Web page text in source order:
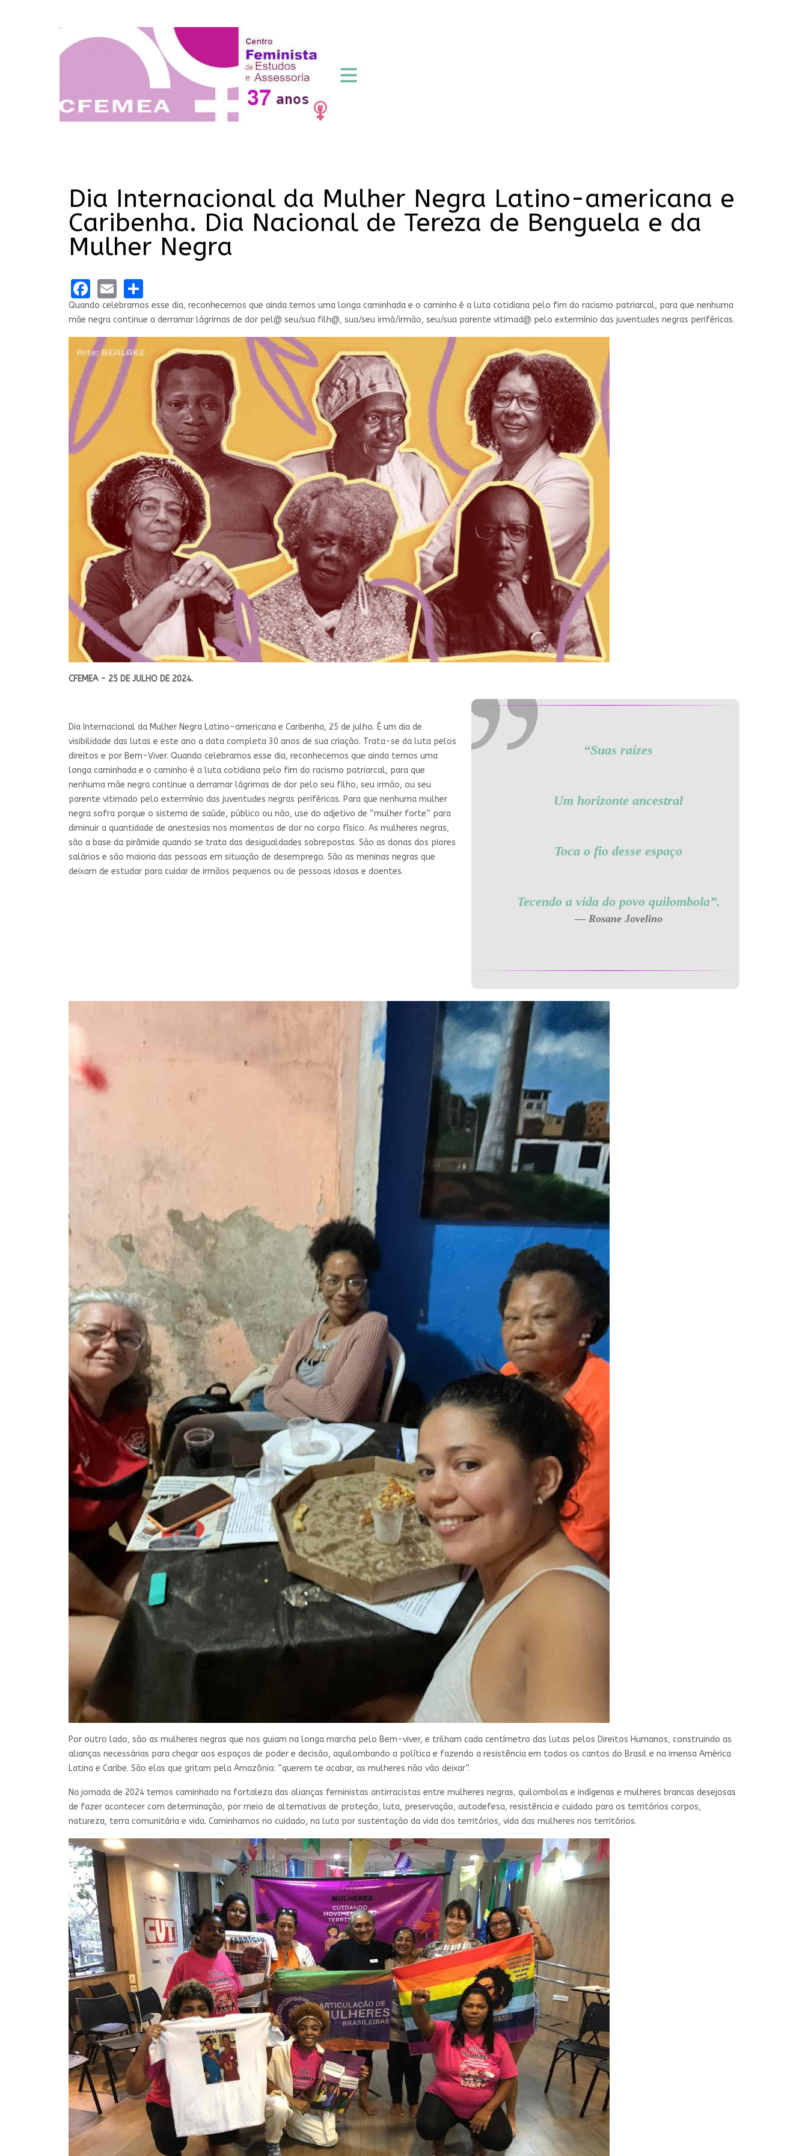
Dia Internacional da Mulher Negra Latino-americana e
Caribenha. Dia Nacional de Tereza de Benguela e da
Mulher Negra
Facebook
Email
Quando celebramos esse dia, reconhecemos que ainda temos uma longa caminhada e o caminho é a luta cotidiana pelo fim do racismo patriarcal, para que nenhuma
mãe negra continue a derramar lágrimas de dor pel@ seu/sua filh@, sua/seu irmã/irmão, seu/sua parente vitimad@ pelo extermínio das juventudes negras periféricas.
CFEMEA - 25 DE JULHO DE 2024.
“Suas raízes
Um horizonte ancestral
Toca o fio desse espaço
Tecendo a vida do povo quilombola”.
Rosane Jovelino
Dia Internacional da Mulher Negra Latino-americana e Caribenha, 25 de julho. É um dia de
visibilidade das lutas e este ano a data completa 30 anos de sua criação. Trata-se da luta pelos
direitos e por Bem-Viver. Quando celebramos esse dia, reconhecemos que ainda temos uma
longa caminhada e o caminho é a luta cotidiana pelo fim do racismo patriarcal, para que
nenhuma mãe negra continue a derramar lágrimas de dor pelo seu filho, seu irmão, ou seu
parente vitimado pelo extermínio das juventudes negras periféricas. Para que nenhuma mulher
negra sofra porque o sistema de saúde, público ou não, use do adjetivo de “mulher forte” para
diminuir a quantidade de anestesias nos momentos de dor no corpo físico. As mulheres negras,
são a base da pirâmide quando se trata das desigualdades sobrepostas. São as donas dos piores
salários e são maioria das pessoas em situação de desemprego. São as meninas negras que
deixam de estudar para cuidar de irmãos pequenos ou de pessoas idosas e doentes.
Por outro lado, são as mulheres negras que nos guiam na longa marcha pelo Bem-viver, e trilham cada centímetro das lutas pelos Direitos Humanos, construindo as
alianças necessárias para chegar aos espaços de poder e decisão, aquilombando a política e fazendo a resistência em todos os cantos do Brasil e na imensa América
Latina e Caribe. São elas que gritam pela Amazônia: “querem te acabar, as mulheres não vão deixar”.
Na jornada de 2024 temos caminhado na fortaleza das alianças feministas antirracistas entre mulheres negras, quilombolas e indígenas e mulheres brancas desejosas
de fazer acontecer com determinação, por meio de alternativas de proteção, luta, preservação, autodefesa, resistência e cuidado para os territórios corpos,
natureza, terra comunitária e vida. Caminhamos no cuidado, na luta por sustentação da vida dos territórios, vida das mulheres nos territórios.